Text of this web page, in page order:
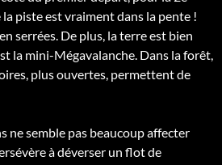
la piste est vraiment dans la pente !
serrées. De plus, la terre est bien
la mini-Mégavalanche. Dans la forêt,
plus ouvertes, permettent de
ne semble pas beaucoup affecter
à déverser un flot de